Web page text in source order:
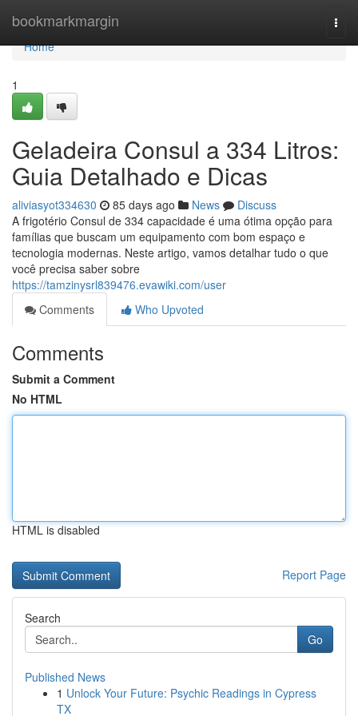
bookmarkmargin
Home
Home
1
Geladeira Consul a 334 Litros:
Guia Detalhado e Dicas
aliviasyot334630 85 days ago News
Discuss
A frigotério Consul de 334 capacidade é uma ótima opção para
famílias que buscam um equipamento com bom espaço e
tecnologia modernas. Neste artigo, vamos detalhar tudo o que
você precisa saber sobre
https://tamzinysrl839476.evawiki.com/user
Comments
Who Upvoted
Comments
Submit a Comment
No HTML
HTML is disabled
Report Page
Search
Go
Published News
1 Unlock Your Future: Psychic Readings in Cypress
TX